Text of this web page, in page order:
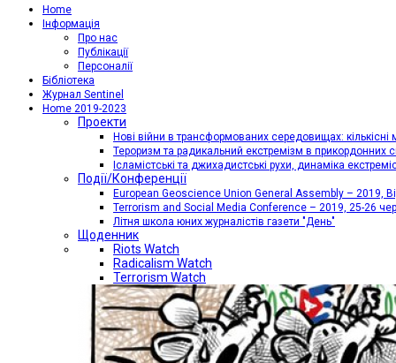
Home
Iнформація
Про нас
Публікації
Персоналії
Бібліотека
Журнал Sentinel
Home 2019-2023
Проекти
Нові війни в трансформованих середовищах: кількісні
Тероризм та радикальний екстремізм в прикордонних
Ісламістські та джихадистські рухи, динаміка
Події/Конференції
European Geoscience Union General Assembly – 2019,
Terrorism and Social Media Conference – 2019, 25-26
Літня школа юних журналістів газети "День"
Щоденник
Riots Watch
Radicalism Watch
Terrorism Watch